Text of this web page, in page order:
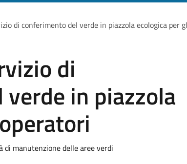
di conferimento del verde in piazzola ecologica per
di
in piazzola
manutenzione delle aree verdi